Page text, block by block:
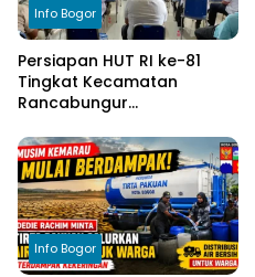
Info Bogor
Persiapan HUT RI ke-81
Tingkat Kecamatan
Rancabungur
Cimulang, Libatkan Seluruh
Elemen Masyarakat
Info Bogor